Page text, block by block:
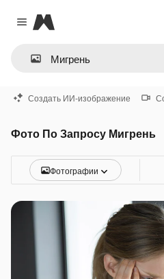
Close menu
Magnific
Создать ИИ-изображение
Фото По Запросу Мигрень
Фотографии